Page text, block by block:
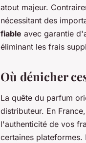
atout majeur.
nécessitant des
fiable avec garantie
éliminant les frais
Où dénicher
La quête du parfum
distributeur. En
l'authenticité de vos
certaines plateformes.